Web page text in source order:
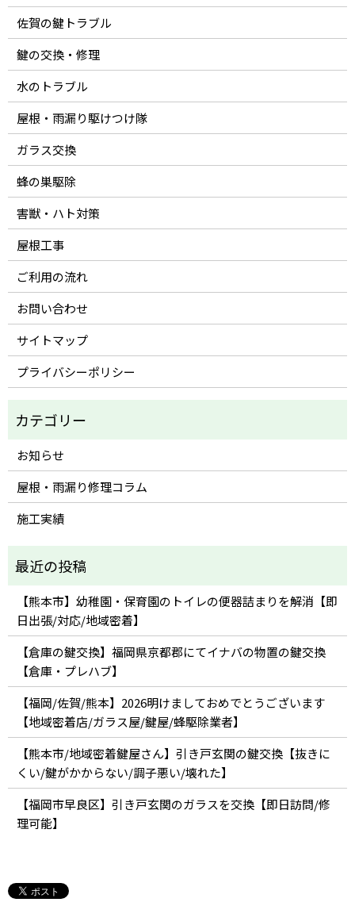
佐賀の鍵トラブル
鍵の交換・修理
水のトラブル
屋根・雨漏り駆けつけ隊
ガラス交換
蜂の巣駆除
害獣・ハト対策
屋根工事
ご利用の流れ
お問い合わせ
サイトマップ
プライバシーポリシー
お知らせ
屋根・雨漏り修理コラム
施工実績
【熊本市】幼稚園・保育園のトイレの便器詰まりを解消【即
日出張/対応/地域密着】
【倉庫の鍵交換】福岡県京都郡にてイナバの物置の鍵交換
【倉庫・プレハブ】
【福岡/佐賀/熊本】2026明けましておめでとうございます
【地域密着店/ガラス屋/鍵屋/蜂駆除業者】
【熊本市/地域密着鍵屋さん】引き戸玄関の鍵交換【抜きに
くい/鍵がかからない/調子悪い/壊れた】
【福岡市早良区】引き戸玄関のガラスを交換【即日訪問/修
理可能】